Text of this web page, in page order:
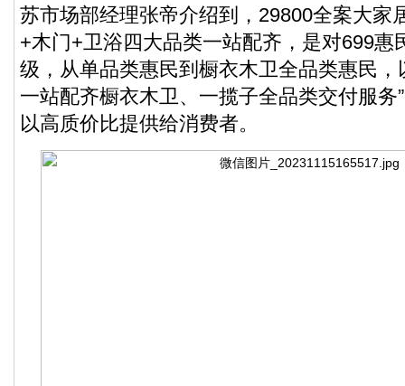
苏市场部经理张帝介绍到，29800全案大家
+木门+卫浴四大品类一站配齐，是对699惠
级，从单品类惠民到橱衣木卫全品类惠民，
一站配齐橱衣木卫、一揽子全品类交付服务
以高质价比提供给消费者。